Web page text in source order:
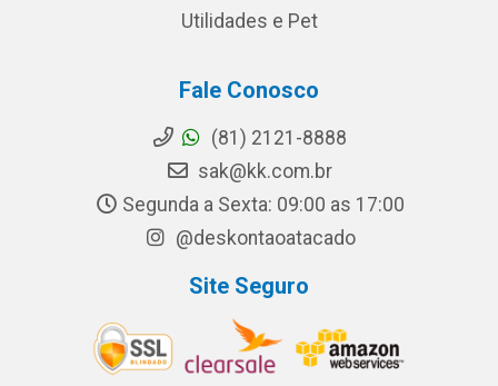
Utilidades e Pet
Fale Conosco
(81) 2121-8888
sak@kk.com.br
Segunda a Sexta: 09:00 as 17:00
@deskontaoatacado
Site Seguro